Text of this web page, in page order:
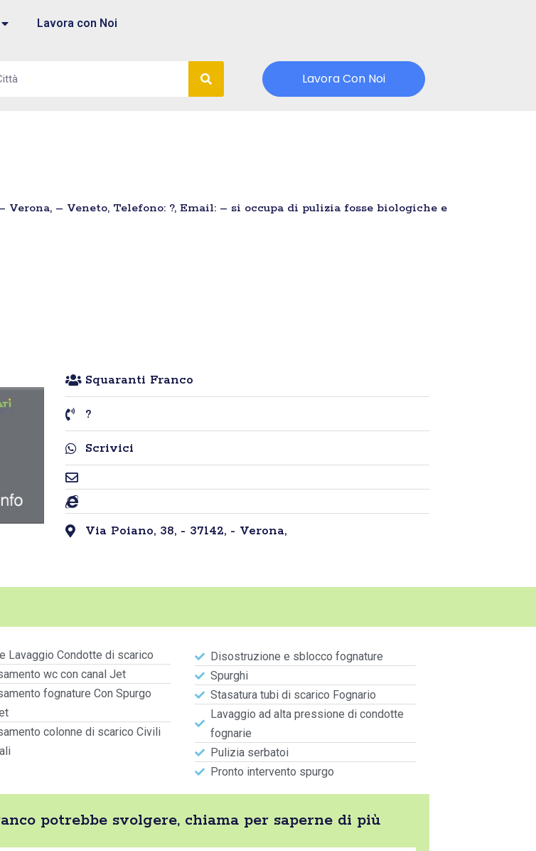
Lavora con Noi
Lavora Con Noi
Verona, – Veneto, Telefono: ?, Email: – si occupa di pulizia fosse biologiche e
Squaranti Franco
?
Scrivici
Via Poiano, 38, - 37142, - Verona,
Lavaggio Condotte di scarico
wc con canal Jet
fognature Con Spurgo
colonne di scarico Civili
Disostruzione e sblocco fognature
Spurghi
Stasatura tubi di scarico Fognario
Lavaggio ad alta pressione di condotte
fognarie
Pulizia serbatoi
Pronto intervento spurgo
potrebbe svolgere, chiama per saperne di più